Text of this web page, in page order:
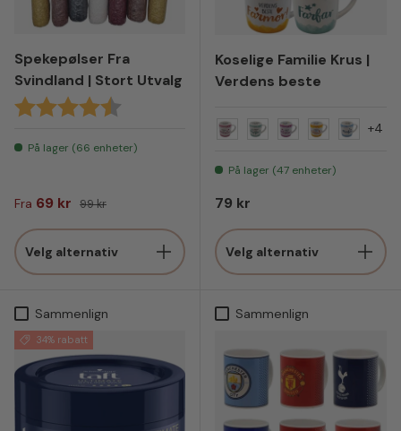
Spekepølser Fra
Svindland | Stort Utvalg
Karakter:
På lager (66 enheter)
Salgspris
Fra 69 kr Vanlig pris
99 kr
Velg alternativ
Koselige Familie Krus |
Verdens beste
+4
På lager (47 enheter)
Vanlig pris
79 kr
Velg alternativ
Sammenlign
34% rabatt
Sammenlign